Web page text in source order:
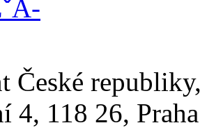
České
4, 118 26,